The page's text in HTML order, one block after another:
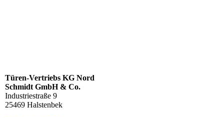
Türen-Vertriebs KG Nord
Schmidt GmbH & Co.
Industriestraße 9
25469 Halstenbek